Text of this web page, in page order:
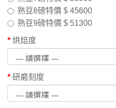
熟豆8磅特價 $ 45600
熟豆9磅特價 $ 51300
烘焙度
研磨刻度